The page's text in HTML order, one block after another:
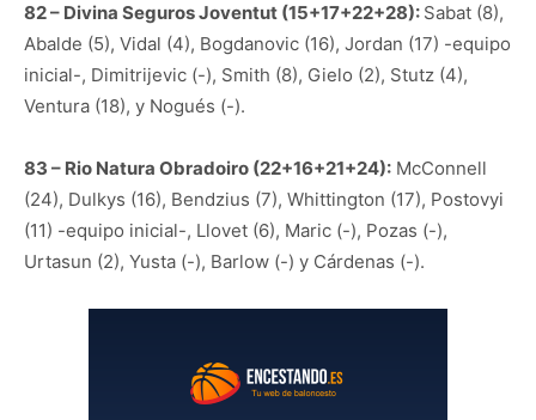
82 – Divina Seguros Joventut (15+17+22+28): Sabat (8),
Abalde (5), Vidal (4), Bogdanovic (16), Jordan (17) -equipo
inicial-, Dimitrijevic (-), Smith (8), Gielo (2), Stutz (4),
Ventura (18), y Nogués (-).
83 – Rio Natura Obradoiro (22+16+21+24): McConnell
(24), Dulkys (16), Bendzius (7), Whittington (17), Postovyi
(11) -equipo inicial-, Llovet (6), Maric (-), Pozas (-),
Urtasun (2), Yusta (-), Barlow (-) y Cárdenas (-).